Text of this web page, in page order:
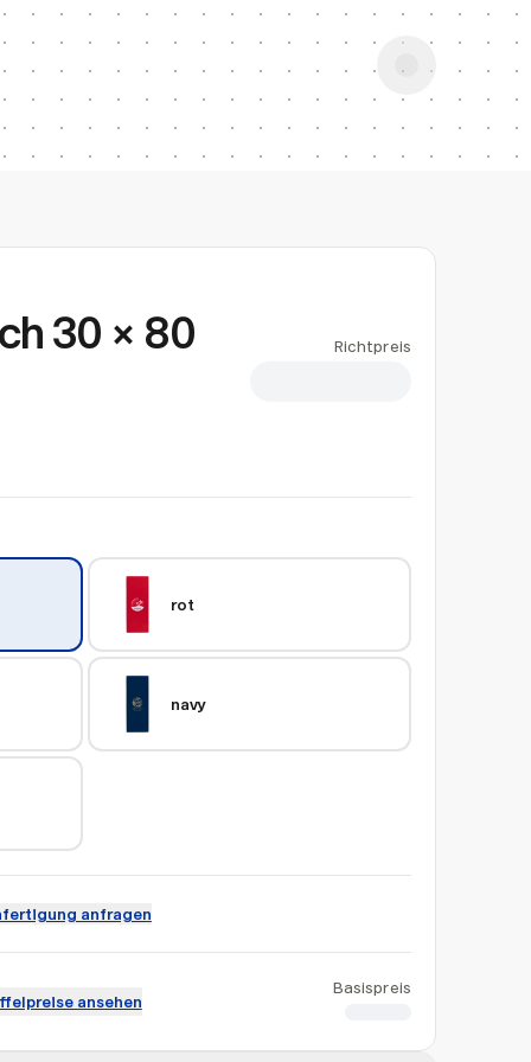
30 × 80 Richtpreis
rot
navy
anfragen
ansehen
Basispreis